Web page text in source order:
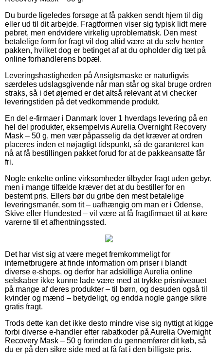
Du burde ligeledes forsøge at få pakken sendt hjem til dig
eller ud til dit arbejde. Fragtformen viser sig typisk lidt mere
pebret, men endvidere virkelig uproblematisk. Den mest
betalelige form for fragt vil dog altid være at du selv henter
pakken, hvilket dog er betinget af at du opholder dig tæt på
online forhandlerens bopæl.
Leveringshastigheden på Ansigtsmaske er naturligvis
særdeles udslagsgivende når man står og skal bruge ordren
straks, så i det øjemed er det altså relevant at vi checker
leveringstiden på det vedkommende produkt.
En del e-firmaer i Danmark lover 1 hverdags levering på en
hel del produkter, eksempelvis Aurelia Overnight Recovery
Mask – 50 g, men vær påpasselig da det kræver at ordren
placeres inden et nøjagtigt tidspunkt, så de garanteret kan
nå at få bestillingen pakket forud for at de pakkeansatte får
fri.
Nogle enkelte online virksomheder tilbyder fragt uden gebyr,
men i mange tilfælde kræver det at du bestiller for en
bestemt pris. Ellers bør du gribe den mest betalelige
leveringsmanér, som tit – uafhængig om man er i Odense,
Skive eller Hundested – vil være at få fragtfirmaet til at køre
varerne til et afhentningssted.
Det har vist sig at være meget fremkommeligt for
internetbrugere at finde information om priser i blandt
diverse e-shops, og derfor har adskillige Aurelia online
selskaber ikke kunne lade være med at trykke prisniveauet
på mange af deres produkter – til børn, og desuden også til
kvinder og mænd – betydeligt, og endda nogle gange sikre
gratis fragt.
Trods dette kan det ikke desto mindre vise sig nyttigt at kigge
forbi diverse e-handler efter rabatkoder på Aurelia Overnight
Recovery Mask – 50 g forinden du gennemfører dit køb, så
du er på den sikre side med at få fat i den billigste pris.